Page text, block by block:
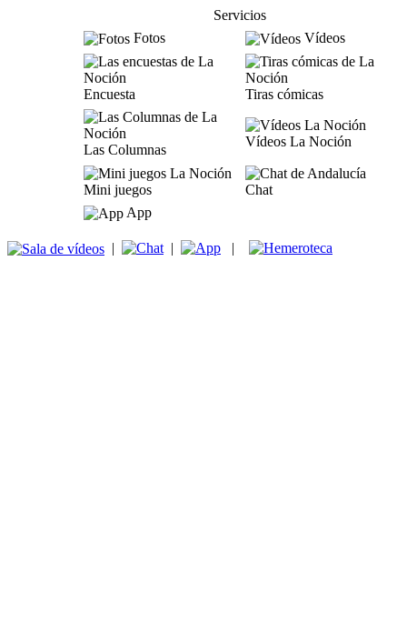
Servicios
Fotos
Vídeos
Encuesta Tiras cómicas
Las Columnas
Vídeos La Noción
Mini juegos
Chat
App
| | |